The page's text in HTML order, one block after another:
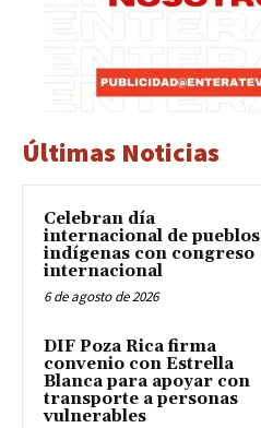
Últimas Noticias
Celebran día
internacional de pueblos
indígenas con congreso
internacional
6 de agosto de 2026
DIF Poza Rica firma
convenio con Estrella
Blanca para apoyar con
transporte a personas
vulnerables